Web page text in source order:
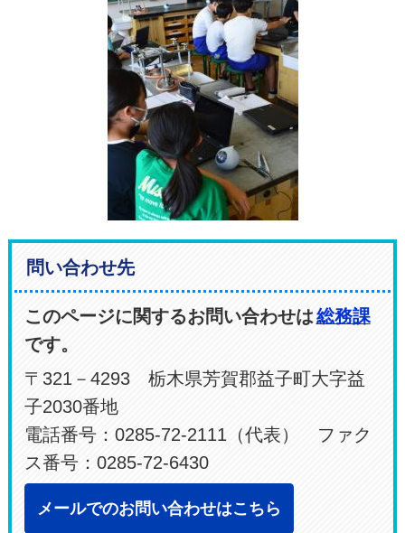
問い合わせ先
このページに関するお問い合わせは総務課
です。
〒321－4293 栃木県芳賀郡益子町大字益
子2030番地
電話番号：0285-72-2111（代表） ファク
ス番号：0285-72-6430
メールでのお問い合わせはこちら